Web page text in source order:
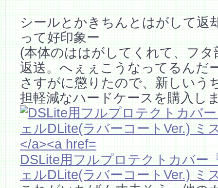
シールとかきちんとはがして返
って好印象ー
(本体のははがしてくれて、フタ
返送。へぇぇこうなってるんだ
さすがに懲りたので、新しいう
担軽減なハードケースを購入し
DSLite用フルプロテクトカバー
ェルDLite(ラバーコートVer.) ミ